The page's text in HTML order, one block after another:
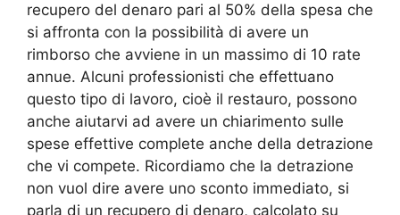
recupero del denaro pari al 50% della spesa che
si affronta con la possibilità di avere un
rimborso che avviene in un massimo di 10 rate
annue. Alcuni professionisti che effettuano
questo tipo di lavoro, cioè il restauro, possono
anche aiutarvi ad avere un chiarimento sulle
spese effettive complete anche della detrazione
che vi compete. Ricordiamo che la detrazione
non vuol dire avere uno sconto immediato, si
parla di un recupero di denaro, calcolato su